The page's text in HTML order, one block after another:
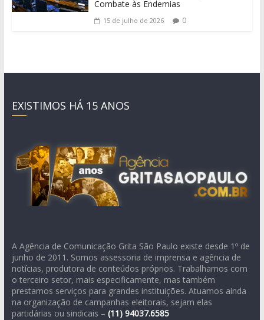
Combate às Endemias
15 de julho de 2026 0
EXISTIMOS HÁ 15 ANOS
A Agência de Comunicação Grita São Paulo existe desde 1º de
junho de 2011. Somos assessoria de imprensa e agência de
notícias, produtora de conteúdos próprios. Trabalhamos com
o terceiro setor, mais especificamente, mas também
prestamos serviços para grandes instituições. Atuamos ainda
na organização de campanhas eleitorais, sejam elas
partidárias ou sindicais – (11) 94037.6585